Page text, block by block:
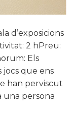
d’exposicions
2 hPreu:
Els
que ens
han perviscut
una persona